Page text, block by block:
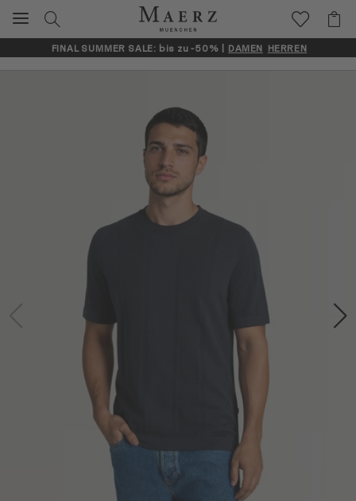
FINAL SUMMER SALE: bis zu -50% | DAMEN HERREN
Artikelbilder überspringen